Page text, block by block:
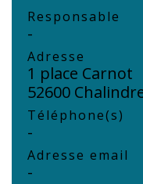
Responsable
-
Adresse
1 place Carnot
52600
Téléphone(s)
-
Adresse email
-